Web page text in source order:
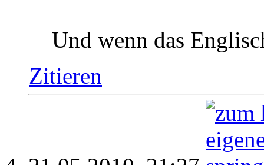
Und wenn das
Zitieren